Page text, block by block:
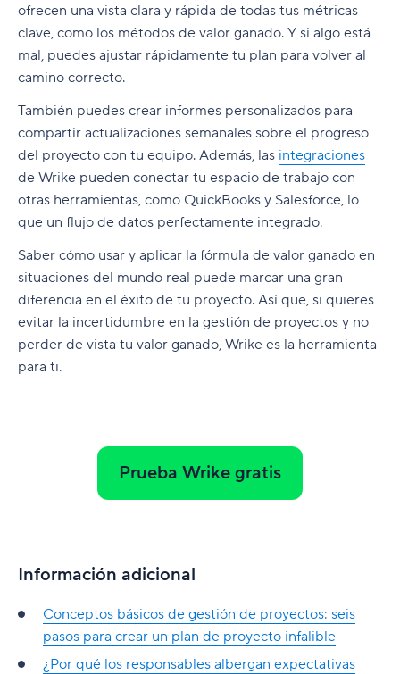
ofrecen una vista clara y rápida de todas tus métricas
clave, como los métodos de valor ganado. Y si algo está
mal, puedes ajustar rápidamente tu plan para volver al
camino correcto.
También puedes crear informes personalizados para
compartir actualizaciones semanales sobre el progreso
del proyecto con tu equipo. Además, las integraciones
de Wrike pueden conectar tu espacio de trabajo con
otras herramientas, como QuickBooks y Salesforce, lo
que un flujo de datos perfectamente integrado.
Saber cómo usar y aplicar la fórmula de valor ganado en
situaciones del mundo real puede marcar una gran
diferencia en el éxito de tu proyecto. Así que, si quieres
evitar la incertidumbre en la gestión de proyectos y no
perder de vista tu valor ganado, Wrike es la herramienta
para ti.
Prueba Wrike gratis
Información adicional
Conceptos básicos de gestión de proyectos: seis
pasos para crear un plan de proyecto infalible
¿Por qué los responsables albergan expectativas